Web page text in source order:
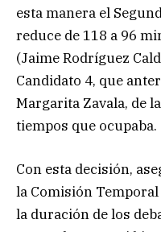
esta manera el
reduce de 118 a 96
(Jaime Rodríguez
Candidato 4, que
Margarita Zavala, de
tiempos que ocupaba.
Con esta decisión,
la Comisión
la duración de los